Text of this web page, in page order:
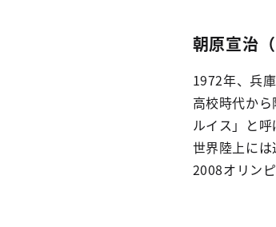
朝原宣治
1972年、兵
高校時代か
ルイス」と呼
世界陸上に
2008オリン